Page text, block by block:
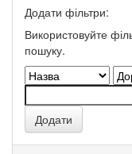
Додати фільтри:
Використовуйте
пошуку.